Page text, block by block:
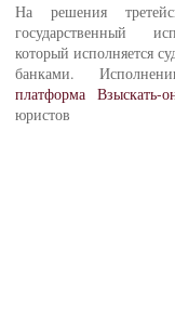
На решения
государственный
который исполняется
банками.
платформа Взыскать-
юристов